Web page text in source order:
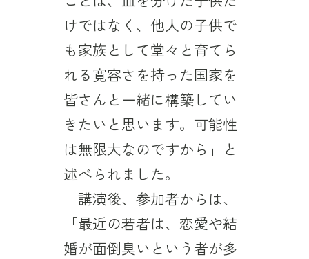
けではなく、他人の子供で
も家族として堂々と育てら
れる寛容さを持った国家を
皆さんと一緒に構築してい
きたいと思います。可能性
は無限大なのですから」と
述べられました。
講演後、参加者からは、
「最近の若者は、恋愛や結
婚が面倒臭いという者が多